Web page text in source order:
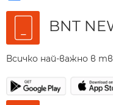
BNT
Всичко най-важно в